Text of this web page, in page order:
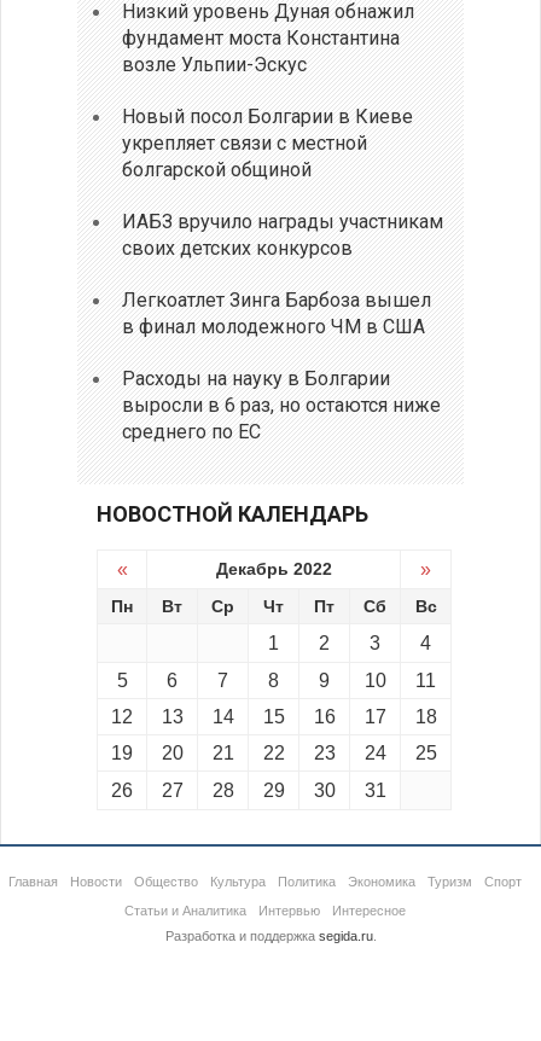
Низкий уровень Дуная обнажил
фундамент моста Константина
возле Ульпии-Эскус
Новый посол Болгарии в Киеве
укрепляет связи с местной
болгарской общиной
ИАБЗ вручило награды участникам
своих детских конкурсов
Легкоатлет Зинга Барбоза вышел
в финал молодежного ЧМ в США
Расходы на науку в Болгарии
выросли в 6 раз, но остаются ниже
среднего по ЕС
НОВОСТНОЙ КАЛЕНДАРЬ
« Декабрь 2022 »
Пн Вт Ср Чт Пт Сб Вс
1 2 3
4
5
6 7 8 9 10
11
12
13 14 15 16 17
18
19
20 21 22 23 24
25
26
27 28 29 30 31
Главная Новости Общество Культура Политика Экономика Туризм
Спорт
Статьи и Аналитика
Интервью
Интересное
Разработка и поддержка segida.ru.